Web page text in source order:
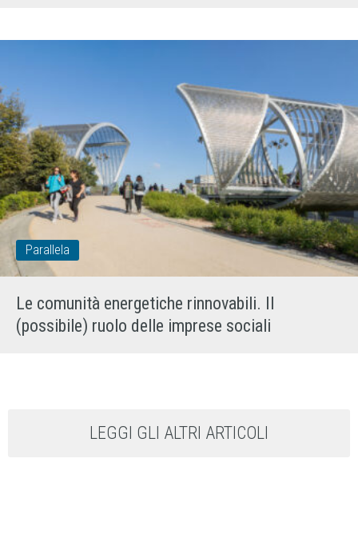
Parallela
Le comunità energetiche rinnovabili. Il
(possibile) ruolo delle imprese sociali
LEGGI GLI ALTRI ARTICOLI